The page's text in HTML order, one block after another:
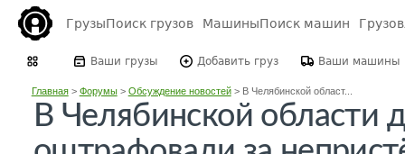
ГрузыПоиск грузов МашиныПоиск машин
Ваши грузы Добавить груз Ваши машины
Главная> Форумы> Обсуждение новостей> В Челябинской област...
В Челябинской области